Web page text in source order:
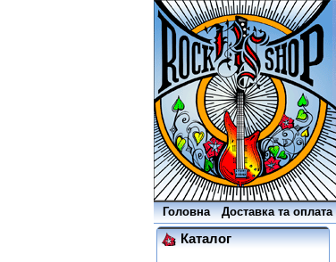
Головна Доставка та оплата
Каталог